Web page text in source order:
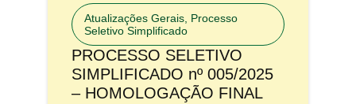
Atualizações Gerais, Processo
Seletivo Simplificado
PROCESSO SELETIVO
SIMPLIFICADO nº 005/2025
– HOMOLOGAÇÃO FINAL